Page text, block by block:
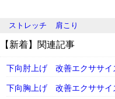
ストレッチ 肩こり
【新着】関連記事
下向肘上げ 改善エクササイ
下向胸上げ 改善エクササイ